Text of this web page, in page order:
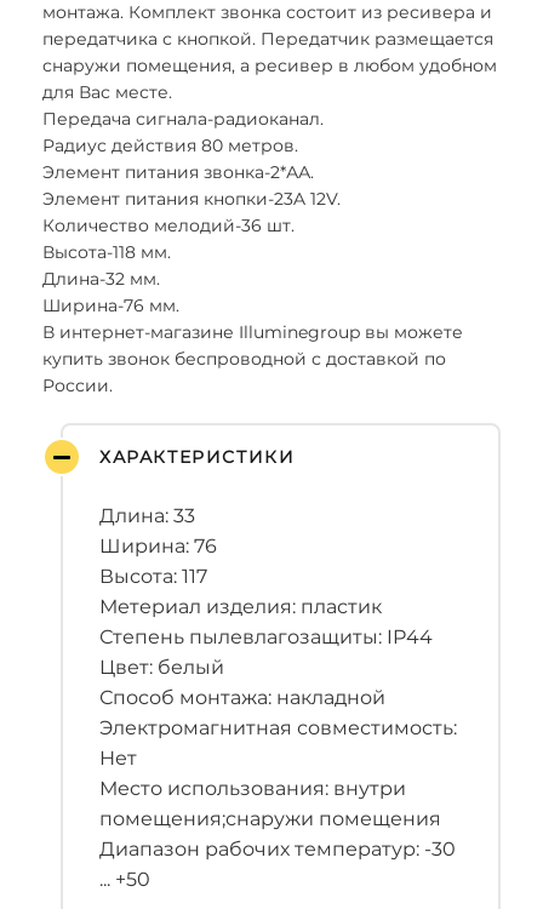
монтажа. Комплект звонка состоит из ресивера и
передатчика с кнопкой. Передатчик размещается
снаружи помещения, а ресивер в любом удобном
для Вас месте.
Передача сигнала-радиоканал.
Радиус действия 80 метров.
Элемент питания звонка-2*АА.
Элемент питания кнопки-23A 12V.
Количество мелодий-36 шт.
Высота-118 мм.
Длина-32 мм.
Ширина-76 мм.
В интернет-магазине Illuminegroup вы можете
купить звонок беспроводной с доставкой по
России.
ХАРАКТЕРИСТИКИ
Длина: 33
Ширина: 76
Высота: 117
Метериал изделия: пластик
Степень пылевлагозащиты: IP44
Цвет: белый
Способ монтажа: накладной
Электромагнитная совместимость:
Нет
Место использования: внутри
помещения;снаружи помещения
Диапазон рабочих температур: -30
... +50